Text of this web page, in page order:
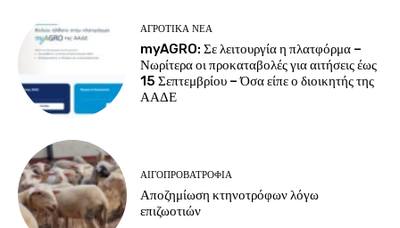
ΑΓΡΟΤΙΚΆ ΝΈΑ
myAGRO: Σε λειτουργία η πλατφόρμα –
Νωρίτερα οι προκαταβολές για αιτήσεις έως
15 Σεπτεμβρίου – Όσα είπε ο διοικητής της
ΑΑΔΕ
ΑΙΓΟΠΡΟΒΑΤΡΟΦΊΑ
Αποζημίωση κτηνοτρόφων λόγω
επιζωοτιών